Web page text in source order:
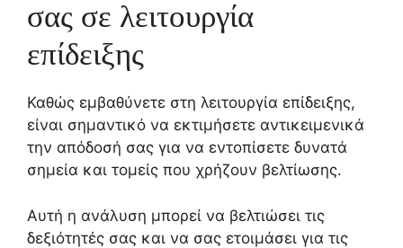
σας σε λειτουργία
επίδειξης
Καθώς εμβαθύνετε στη λειτουργία επίδειξης,
είναι σημαντικό να εκτιμήσετε αντικειμενικά
την απόδοσή σας για να εντοπίσετε δυνατά
σημεία και τομείς που χρήζουν βελτίωσης.
Αυτή η ανάλυση μπορεί να βελτιώσει τις
δεξιότητές σας και να σας ετοιμάσει για τις